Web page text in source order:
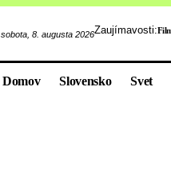
sobota, 8. augusta 2026Zaujímavosti:
Domov Slovensko Svet